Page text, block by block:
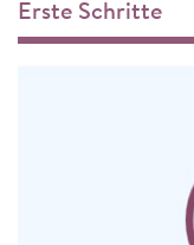
Erste Schritte